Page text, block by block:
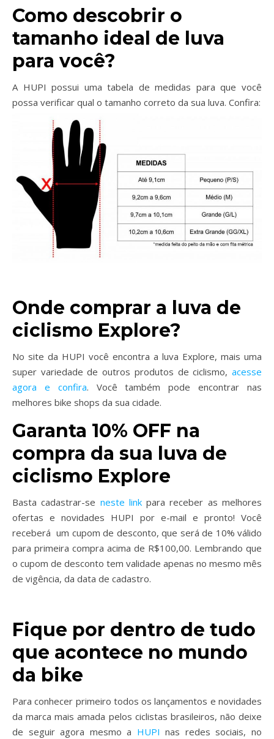
Como descobrir o
tamanho ideal de luva
para você?
A HUPI possui uma tabela de medidas para que você
possa verificar qual o tamanho correto da sua luva. Confira:
Onde comprar a luva de
ciclismo Explore?
No site da HUPI você encontra a luva Explore, mais uma
super variedade de outros produtos de ciclismo, acesse
agora e confira. Você também pode encontrar nas
melhores bike shops da sua cidade.
Garanta 10% OFF na
compra da sua luva de
ciclismo Explore
Basta cadastrar-se neste linkpara receber as melhores
ofertas e novidades HUPI por e-mail e pronto! Você
receberá um cupom de desconto, que será de 10% válido
para primeira compra acima de R$100,00. Lembrando que
o cupom de desconto tem validade apenas no mesmo mês
de vigência, da data de cadastro.
Fique por dentro de tudo
que acontece no mundo
da bike
Para conhecer primeiro todos os lançamentos e novidades
da marca mais amada pelos ciclistas brasileiros, não deixe
de seguir agora mesmo a HUPI nas redes sociais, no